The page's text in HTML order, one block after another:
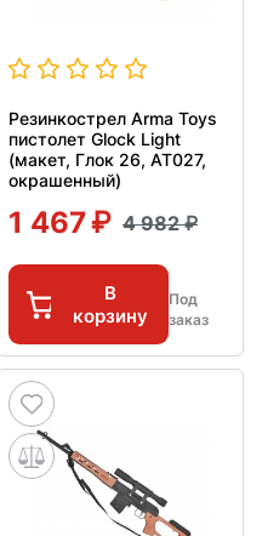
Резинкострел Arma Toys
пистолет Glock Light
(макет, Глок 26, AT027,
окрашенный)
1 467 4 982
В
корзину
Под
заказ